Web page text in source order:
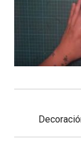
Navegación
Previous
Post: